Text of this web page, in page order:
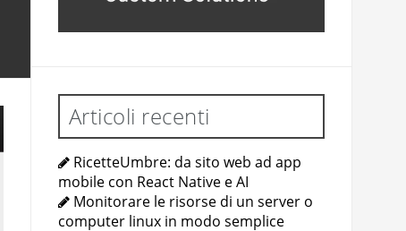
Articoli recenti
RicetteUmbre: da sito web ad app
mobile con React Native e AI
Monitorare le risorse di un server o
computer linux in modo semplice